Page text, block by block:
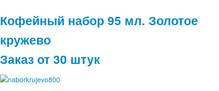
Кофейный набор 95 мл. Золотое
кружево
Заказ от 30 штук